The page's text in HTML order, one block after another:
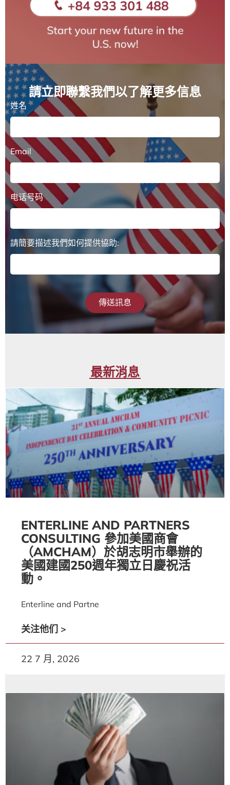
請立即聯繫我們以了解更多信息
姓名
Email
电话号码
請簡要描述我們如何提供協助:
傳送訊息
最新消息
ENTERLINE AND PARTNERS
CONSULTING 參加美國商會
（AMCHAM）於胡志明市舉辦的
美國建國250週年獨立日慶祝活
動。
Enterline and Partne
关注他们 >
22 7 月, 2026